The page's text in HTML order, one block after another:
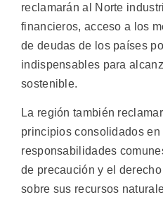
reclamarán al Norte
financieros, acceso a los
de deudas de los países
indispensables para
sostenible.
La región también
principios consolidados
responsabilidades
de precaución y el
sobre sus recursos